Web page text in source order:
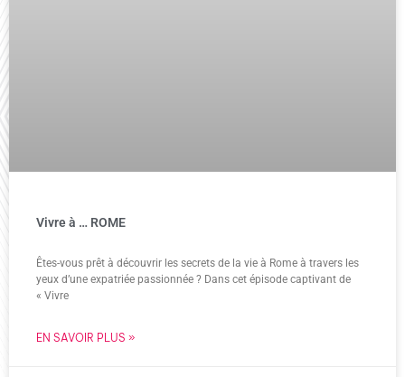
Vivre à … ROME
Êtes-vous prêt à découvrir les secrets de la vie à Rome à travers les
yeux d’une expatriée passionnée ? Dans cet épisode captivant de
« Vivre
EN SAVOIR PLUS »